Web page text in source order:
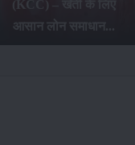
(KCC) – खेती के लिए
आसान लोन समाधान...